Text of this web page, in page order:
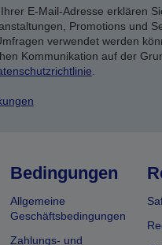
E-Mail-Adresse erklären
Promotions und
verwendet werden
Kommunikation auf der
Bedingungen
Allgemeine
Geschäftsbedingungen
Zahlungs- und